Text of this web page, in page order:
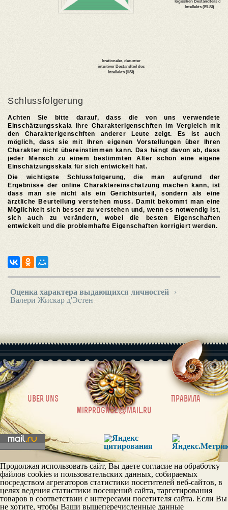
Schlussfolgerung
Achten Sie bitte darauf, dass die von uns verwendete
Einschätzungsskala Ihre Charakterigenschften im Vergleich mit
den Charakterigenschften anderer Leute zeigt. Es ist auch
möglich, dass sie mit Ihren eigenen Vorstellungen über Ihren
Charakter nicht übereinstimmen kann. Das hängt davon ab, dass
jeder Mensch zu einem bestimmten Alter schon eine eigene
Einschätzungsskala für sich entwickelt hat.
Die wichtigste Schlussfolgerung, die man aufgrund der
Ergebnisse der online Charaktereinschätzung machen kann, ist
dass man sie nicht als ein Gerichtsurteil, sondern als eine
ärztliche Beurteilung verstehen muss. Damit bekommt man eine
Möglichkeit sich besser zu verstehen und, wenn es notwendig ist,
sich auch zu verändern, wobei die besten Eigenschaften
entwickelt und die problemhafte Eigenschaften korrigiert werden.
Оценка характера выдающихся личностей
›
Валери Жискар д'Эстен
uber uns |
Правила
mirprognoz@mail.ru
Продолжая использовать сайт, Вы даете согласие на обработку
файлов cookies и пользовательских данных, собираемых
посредством агрегаторов статистики посетителей веб-сайтов, в
целях ведения статистики посещений сайта, таргетирования
товаров в соответствии с интересами посетителя сайта. Если Вы
не хотите, чтобы Ваши вышеперечисленные данные